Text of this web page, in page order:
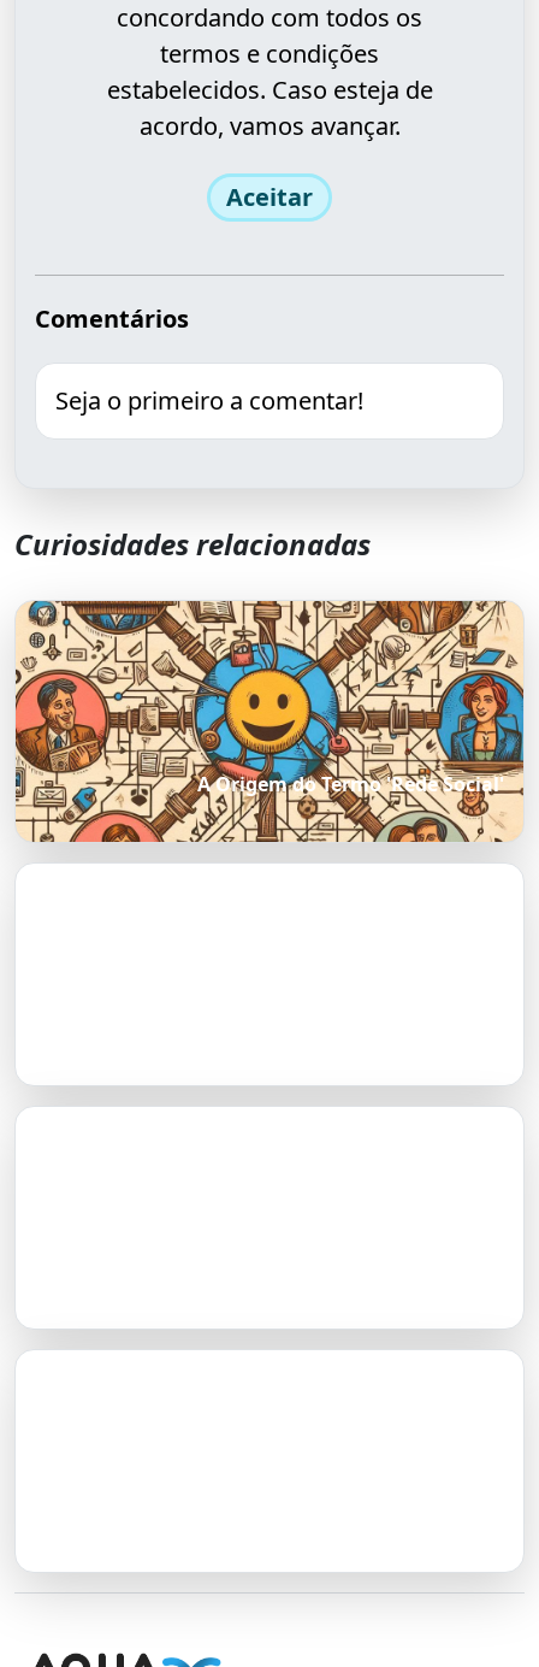
concordando com todos os
termos e condições
estabelecidos. Caso esteja de
acordo, vamos avançar.
Aceitar
Comentários
Seja o primeiro a comentar!
Curiosidades relacionadas
A Origem do Termo 'Rede Social'